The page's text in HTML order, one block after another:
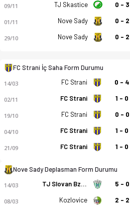
FC Strani - FK Nove Sady 2-1
09/11 TJ Skastice 0 - 3
01/11 Nove Sady 0 - 2
29/10 Nove Sady 0 - 2
FC Strani İç Saha Form Durumu
14/03 FC Strani 0 - 4
02/11 FC Strani 1 - 0
19/10 FC Strani 0 - 0
04/10 FC Strani 1 - 0
21/09 FC Strani 1 - 0
Nove Sady Deplasman Form Durumu
14/03 TJ Slovan Bzenec 5 - 0
08/03 Kozlovice 2 - 2